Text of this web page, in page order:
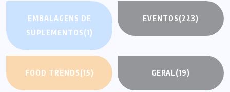
EMBALAGENS DE
SUPLEMENTOS(1)
EVENTOS(223)
FOOD TRENDS(15) GERAL(19)